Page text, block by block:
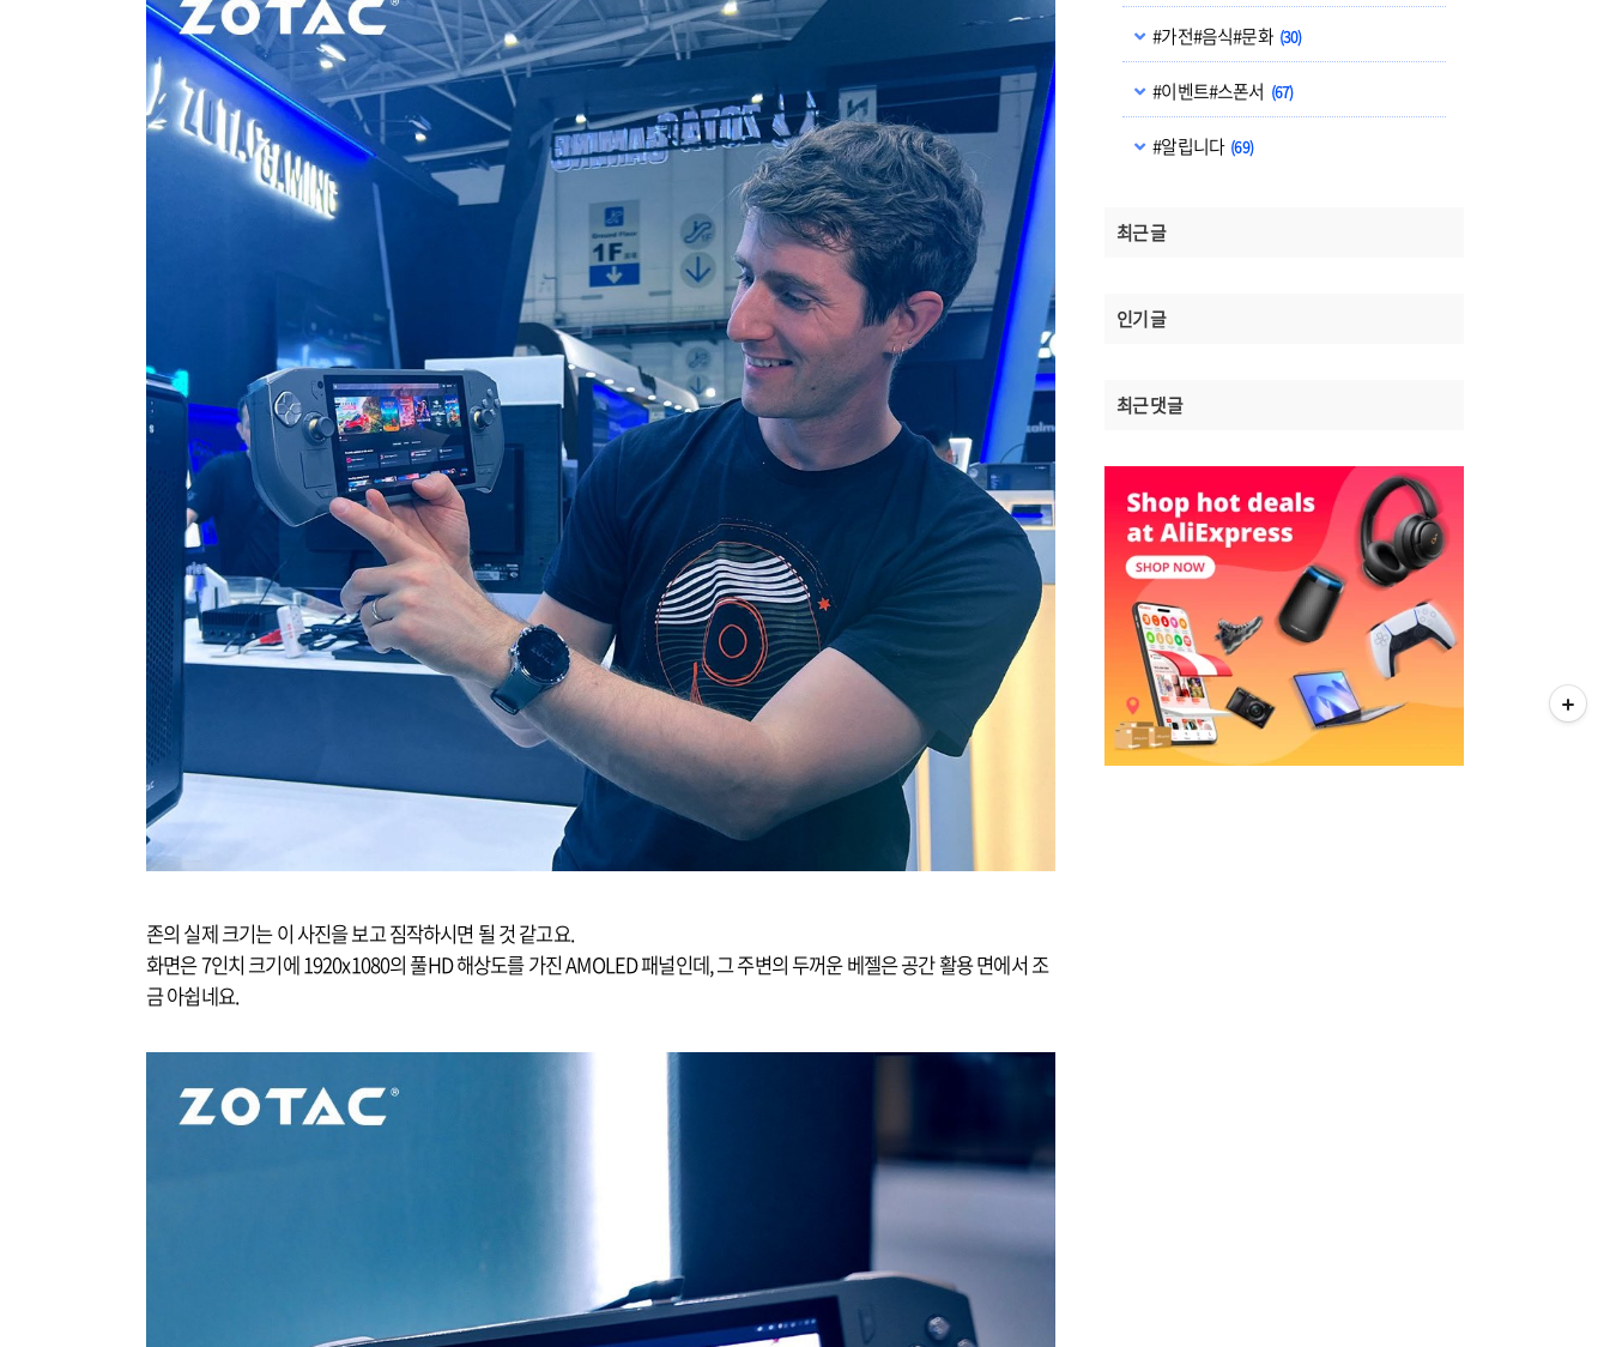
#가전#음식#문화 (30)
#이벤트#스폰서 (67)
#알립니다 (69)
최근 글
인기 글
최근 댓글
존의 실제 크기는 이 사진을 보고 짐작하시면 될 것 같고요.
화면은 7인치 크기에 1920x1080의 풀HD 해상도를 가진 AMOLED 패널인데, 그 주변의 두꺼운 베젤은 공간 활용 면에서 조
금 아쉽네요.